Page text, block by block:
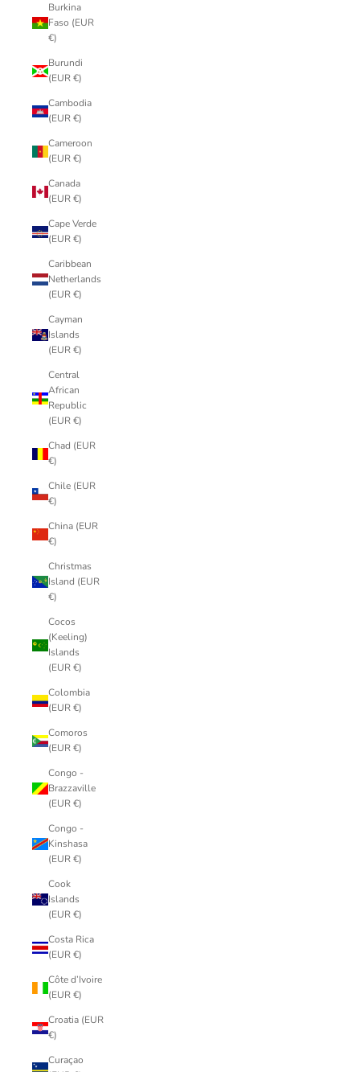
Burkina
Faso (EUR
€)
Burundi
(EUR €)
Cambodia
(EUR €)
Cameroon
(EUR €)
Canada
(EUR €)
Cape Verde
(EUR €)
Caribbean
Netherlands
(EUR €)
Cayman
Islands
(EUR €)
Central
African
Republic
(EUR €)
Chad (EUR
€)
Chile (EUR
€)
China (EUR
€)
Christmas
Island (EUR
€)
Cocos
(Keeling)
Islands
(EUR €)
Colombia
(EUR €)
Comoros
(EUR €)
Congo -
Brazzaville
(EUR €)
Congo -
Kinshasa
(EUR €)
Cook
Islands
(EUR €)
Costa Rica
(EUR €)
Côte d’Ivoire
(EUR €)
Croatia (EUR
€)
Curaçao